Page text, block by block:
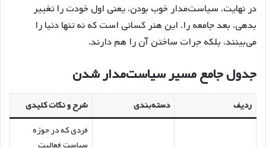
در نهایت، سیاست‌مدار خوب بودن، یعنی اول خودت را تغییر
بدهی، بعد جامعه را. این هنر کسانی است که نه تنها دنیا را
می‌بینند، بلکه جرات ساختن آن را هم دارند.
جدول جامع مسیر سیاست‌مدار شدن
ردیف دسته‌بندی شرح و نکات کلیدی
فردی که در حوزه